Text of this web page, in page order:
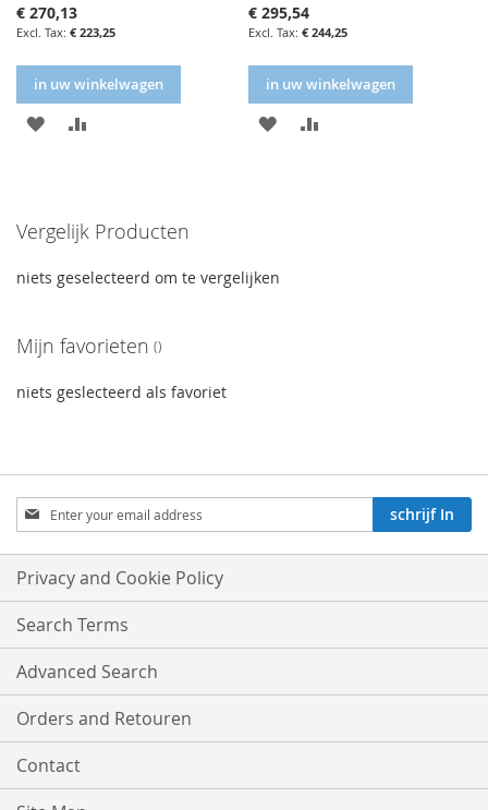
€ 270,13
€ 223,25
in uw winkelwagen
IN
€ 295,54
€ 244,25
in uw winkelwagen
IN
Vergelijk Producten
niets geselecteerd om te vergelijken
Mijn favorieten
niets geslecteerd als favoriet
Aboneren
op
onze
nieuwsbrief:
schrijf In
Privacy and Cookie Policy
Search Terms
Advanced Search
Orders and Retouren
Contact